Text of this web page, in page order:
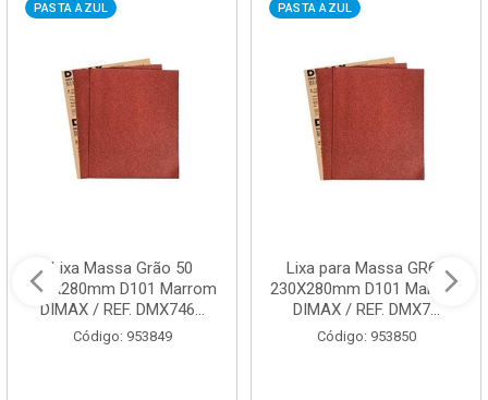
PASTA AZUL
Lixa Massa Grão 50
230x280mm D101 Marrom
DIMAX / REF. DMX746...
Código: 953849
PASTA AZUL
Lixa para Massa GR60
230X280mm D101 Marrom
DIMAX / REF. DMX7...
Código: 953850